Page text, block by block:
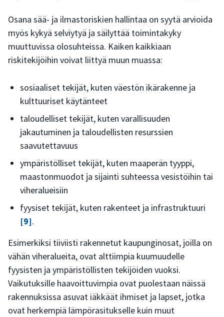
Osana sää- ja ilmastoriskien hallintaa on syytä arvioida
myös kykyä selviytyä ja säilyttää toimintakyky
muuttuvissa olosuhteissa. Kaiken kaikkiaan
riskitekijöihin voivat liittyä muun muassa:
sosiaaliset tekijät, kuten väestön ikärakenne ja
kulttuuriset käytänteet
taloudelliset tekijät, kuten varallisuuden
jakautuminen ja taloudellisten resurssien
saavutettavuus
ympäristölliset tekijät, kuten maaperän tyyppi,
maastonmuodot ja sijainti suhteessa vesistöihin tai
viheralueisiin
fyysiset tekijät, kuten rakenteet ja infrastruktuuri
[9].
Esimerkiksi tiiviisti rakennetut kaupunginosat, joilla on
vähän viheralueita, ovat alttiimpia kuumuudelle
fyysisten ja ympäristöllisten tekijöiden vuoksi.
Vaikutuksille haavoittuvimpia ovat puolestaan näissä
rakennuksissa asuvat iäkkäät ihmiset ja lapset, jotka
ovat herkempiä lämpörasitukselle kuin muut